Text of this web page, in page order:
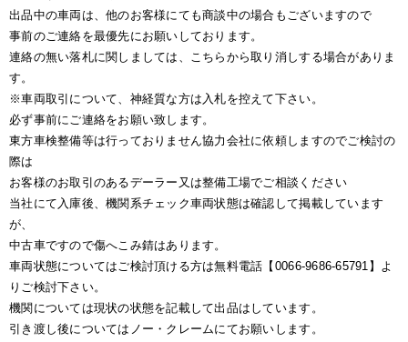
出品中の車両は、他のお客様にても商談中の場合もございますので
事前のご連絡を最優先にお願いしております。
連絡の無い落札に関しましては、こちらから取り消しする場合がありま
す。
※車両取引について、神経質な方は入札を控えて下さい。
必ず事前にご連絡をお願い致します。
東方車検整備等は行っておりません協力会社に依頼しますのでご検討の
際は
お客様のお取引のあるデーラー又は整備工場でご相談ください
当社にて入庫後、機関系チェック車両状態は確認して掲載しています
が、
中古車ですので傷へこみ錆はあります。
車両状態についてはご検討頂ける方は無料電話【0066-9686-65791】よ
りご検討下さい。
機関については現状の状態を記載して出品はしています。
引き渡し後についてはノー・クレームにてお願いします。